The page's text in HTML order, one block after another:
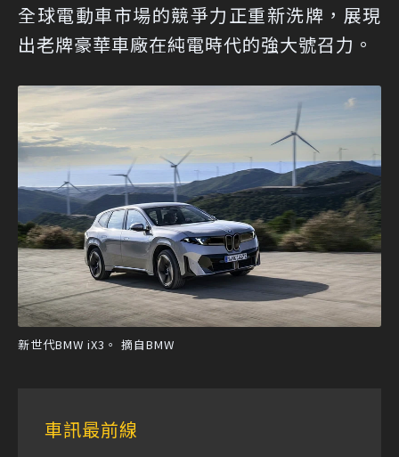
全球電動車市場的競爭力正重新洗牌，展現
出老牌豪華車廠在純電時代的強大號召力。
新世代BMW iX3。 摘自BMW
車訊最前線